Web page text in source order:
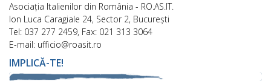
Asociaţia Italienilor din România - RO.AS.IT.
Ion Luca Caragiale 24, Sector 2, București
Tel: 037 277 2459, Fax: 021 313 3064
E-mail: ufficio@roasit.ro
IMPLICĂ-TE!